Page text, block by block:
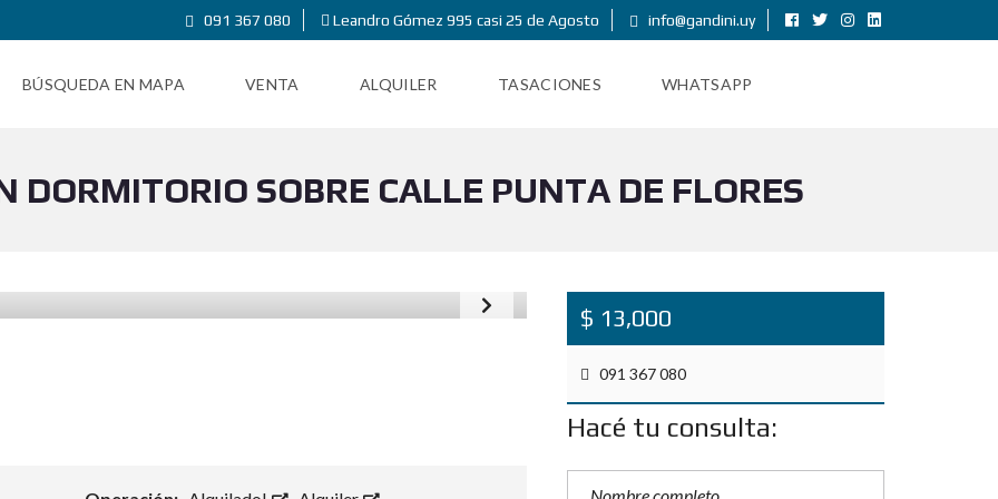
091 367 080 Leandro Gómez 995 casi 25 de Agosto info@gandini.uy
BÚSQUEDA EN MAPA VENTA ALQUILER TASACIONES WHATSAPP
DORMITORIO SOBRE CALLE PUNTA DE FLORES
$ 13,000
091 367 080
Hacé tu consulta: